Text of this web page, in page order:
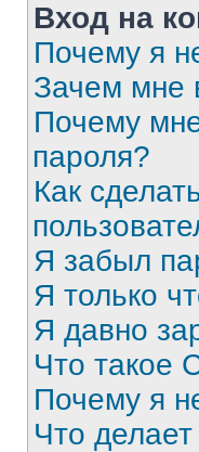
Вход на
Почему я
Зачем мне
Почему
пароля?
Как
Я забыл
Я только
Я давно
Что такое
Почему я
Что